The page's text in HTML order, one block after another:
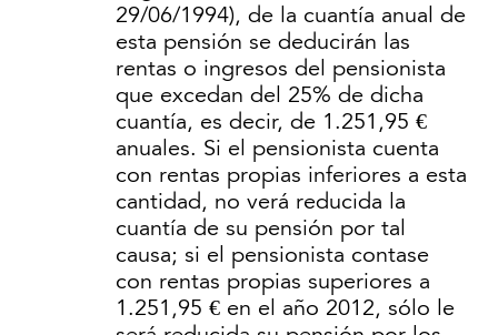
29/06/1994), de la cuantía anual de
esta pensión se deducirán las
rentas o ingresos del pensionista
que excedan del 25% de dicha
cuantía, es decir, de 1.251,95 €
anuales. Si el pensionista cuenta
con rentas propias inferiores a esta
cantidad, no verá reducida la
cuantía de su pensión por tal
causa; si el pensionista contase
con rentas propias superiores a
1.251,95 € en el año 2012, sólo le